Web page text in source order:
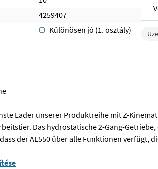
4259407
Különösen jó (1. osztály)
Lader unserer Produktreihe mit Z-
Das hydrostatische 2-Gang-
der AL550 über alle Funktionen verfügt,
Der AL550 ist der kleinste Lader unserer